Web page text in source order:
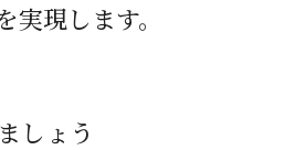
現します。
しょう